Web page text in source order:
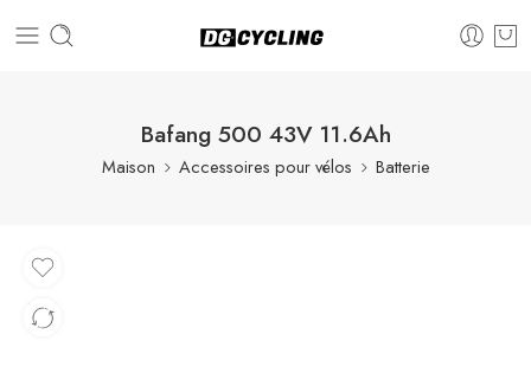
Bafang 500 43V 11.6Ah
Maison Accessoires pour vélos Batterie